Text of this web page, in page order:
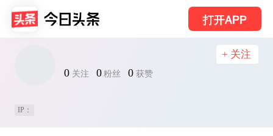
打开APP
0 关注 0 粉丝 0 获赞
+ 关注
IP：